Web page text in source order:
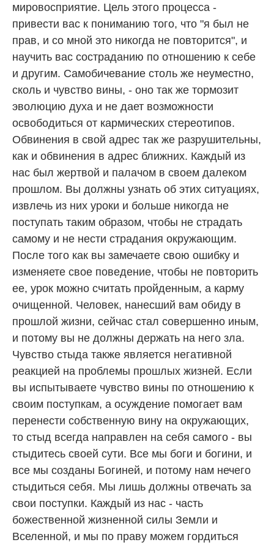
мировосприятие. Цель этого процесса -
привести вас к пониманию того, что "я был не
прав, и со мной это никогда не повторится", и
научить вас состраданию по отношению к себе
и другим. Самобичевание столь же неуместно,
сколь и чувство вины, - оно так же тормозит
эволюцию духа и не дает возможности
освободиться от кармических стереотипов.
Обвинения в свой адрес так же разрушительны,
как и обвинения в адрес ближних. Каждый из
нас был жертвой и палачом в своем далеком
прошлом. Вы должны узнать об этих ситуациях,
извлечь из них уроки и больше никогда не
поступать таким образом, чтобы не страдать
самому и не нести страдания окружающим.
После того как вы замечаете свою ошибку и
изменяете свое поведение, чтобы не повторить
ее, урок можно считать пройденным, а карму
очищенной. Человек, нанесший вам обиду в
прошлой жизни, сейчас стал совершенно иным,
и потому вы не должны держать на него зла.
Чувство стыда также является негативной
реакцией на проблемы прошлых жизней. Если
вы испытываете чувство вины по отношению к
своим поступкам, а осуждение помогает вам
перенести собственную вину на окружающих,
то стыд всегда направлен на себя самого - вы
стыдитесь своей сути. Все мы боги и богини, и
все мы созданы Богиней, и потому нам нечего
стыдиться себя. Мы лишь должны отвечать за
свои поступки. Каждый из нас - часть
божественной жизненной силы Земли и
Вселенной, и мы по праву можем гордиться